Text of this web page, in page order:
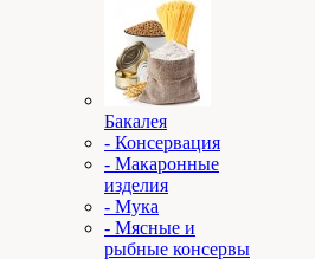
Бакалея
- Консервация
- Макаронные
изделия
- Мука
- Мясные и
рыбные консервы